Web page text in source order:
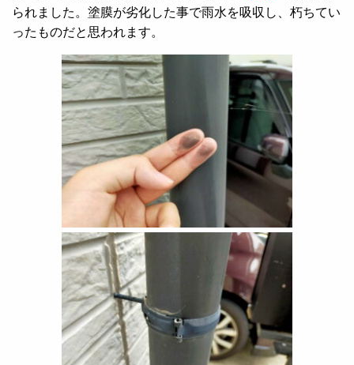
られました。塗膜が劣化した事で雨水を吸収し、朽ちてい
ったものだと思われます。